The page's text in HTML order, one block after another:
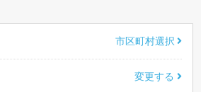
市区町村選択
変更する